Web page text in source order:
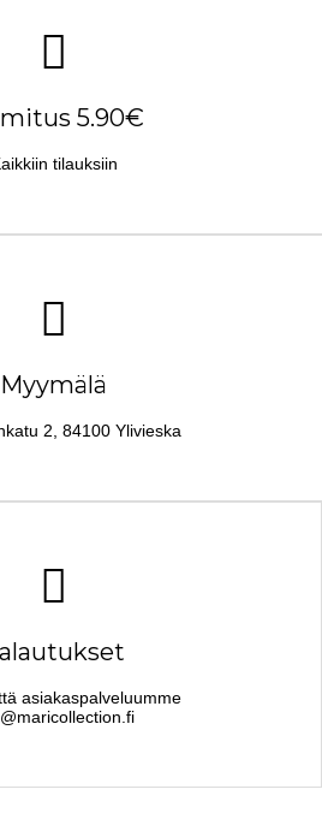
5.90€
tilauksiin
Myymälä
2, 84100 Ylivieska
asiakaspalveluumme